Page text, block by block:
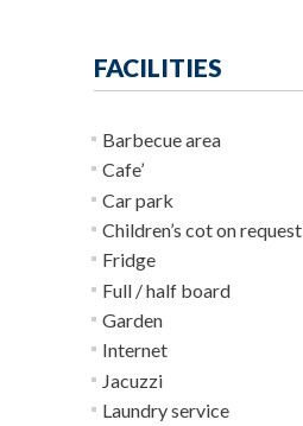
FACILITIES
Barbecue area
Cafe’
Car park
Children’s cot on request
Fridge
Full / half board
Garden
Internet
Jacuzzi
Laundry service